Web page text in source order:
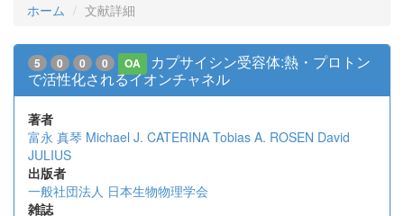
ホーム 文献詳細
5 0 0 0 OA
カプサイシン受容体:熱・プロトン
で活性化されるイオンチャネル
著者
富永 真琴 Michael J. CATERINA Tobias A. ROSEN David
JULIUS
出版者
一般社団法人 日本生物物理学会
雑誌